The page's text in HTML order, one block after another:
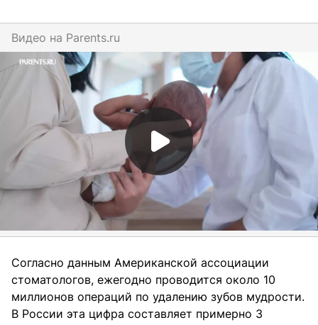
Видео на parents.ru
Согласно данным Американской ассоциации
стоматологов, ежегодно проводится около 10
миллионов операций по удалению зубов мудрости.
В России эта цифра составляет примерно 3